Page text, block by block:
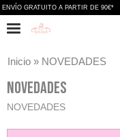
ENVÍO GRATUITO A PARTIR DE 90€*
Inicio » NOVEDADES
NOVEDADES
NOVEDADES